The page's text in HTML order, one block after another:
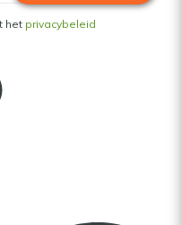
het privacybeleid